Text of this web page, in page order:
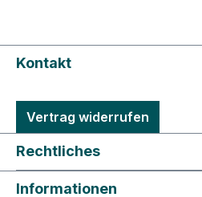
Kontakt
Vertrag widerrufen
Rechtliches
Informationen